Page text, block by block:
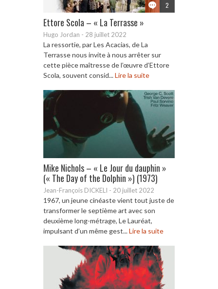
2
Ettore Scola – « La Terrasse »
Hugo Jordan - 28 juillet 2022
La ressortie, par Les Acacias, de La
Terrasse nous invite à nous arrêter sur
cette pièce maîtresse de l’œuvre d’Ettore
Scola, souvent consid...Lire la suite
Mike Nichols – « Le Jour du dauphin »
(« The Day of the Dolphin ») (1973)
Jean-François DICKELI - 20 juillet 2022
1967, un jeune cinéaste vient tout juste de
transformer le septième art avec son
deuxième long-métrage, Le Lauréat,
impulsant d’un même gest...Lire la suite